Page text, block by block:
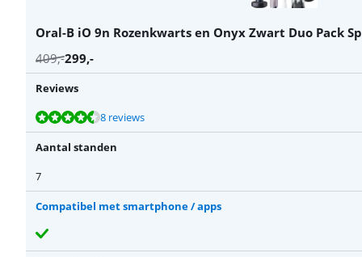
Oral-B iO 9n Rozenkwarts en Onyx Zwart Duo Pack
409,-299,-
Reviews
Beoordeling is 8,9 van de 10, gebaseerd op 8 reviews.
8 reviews
Beoordeling is 9,0 van de 10, gebaseerd op 25 reviews.
Aantal standen
7
Compatibel met smartphone / apps